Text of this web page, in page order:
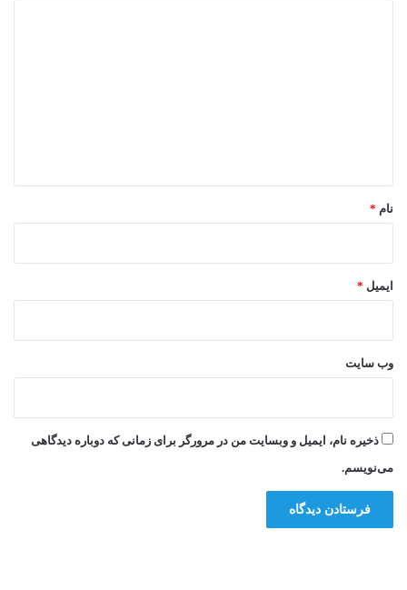
نام *
ایمیل *
وب‌ سایت
ذخیره نام، ایمیل و وبسایت من در مرورگر برای زمانی که دوباره دیدگاهی
می‌نویسم.